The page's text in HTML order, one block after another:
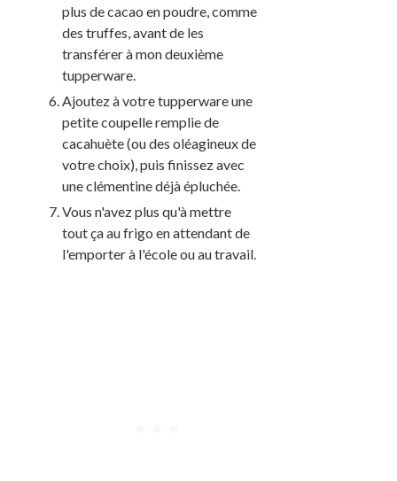
plus de cacao en poudre, comme
des truffes, avant de les
transférer à mon deuxième
tupperware.
Ajoutez à votre tupperware une
petite coupelle remplie de
cacahuète (ou des oléagineux de
votre choix), puis finissez avec
une clémentine déjà épluchée.
Vous n'avez plus qu'à mettre
tout ça au frigo en attendant de
l'emporter à l'école ou au travail.